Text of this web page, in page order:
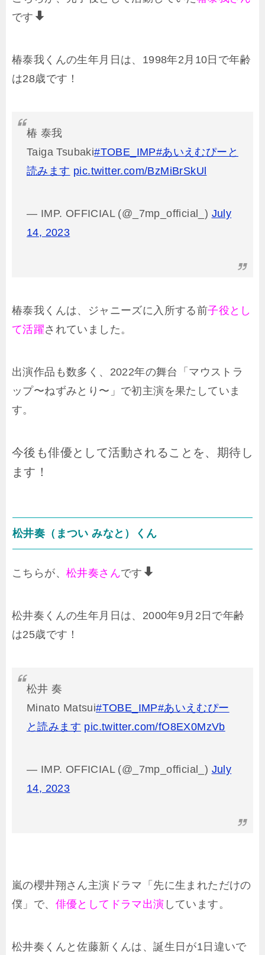
です
椿泰我くんの生年月日は、1998年2月10日で年齢
は28歳です！
椿 泰我
Taiga Tsubaki#TOBE_IMP#あいえむぴーと
読みます pic.twitter.com/BzMiBrSkUl
— IMP. OFFICIAL (@_7mp_official_) July
14, 2023
椿泰我くんは、ジャニーズに入所する前子役とし
て活躍されていました。
出演作品も数多く、2022年の舞台「マウストラ
ップ〜ねずみとり〜」で初主演を果たしていま
す。
今後も俳優として活動されることを、期待し
ます！
松井奏（まつい みなと）くん
こちらが、 松井奏さんです
松井奏くんの生年月日は、2000年9月2日で年齢
は25歳です！
松井 奏
Minato Matsui#TOBE_IMP#あいえむぴー
と読みます pic.twitter.com/fO8EX0MzVb
— IMP. OFFICIAL (@_7mp_official_) July
14, 2023
嵐の櫻井翔さん主演ドラマ「先に生まれただけの
僕」で、 俳優としてドラマ出演 しています。
松井奏くんと佐藤新くんは、誕生日が1日違いで